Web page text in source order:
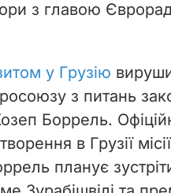
з главою
у Грузію
з питань
Боррель.
в Грузії місії
планує